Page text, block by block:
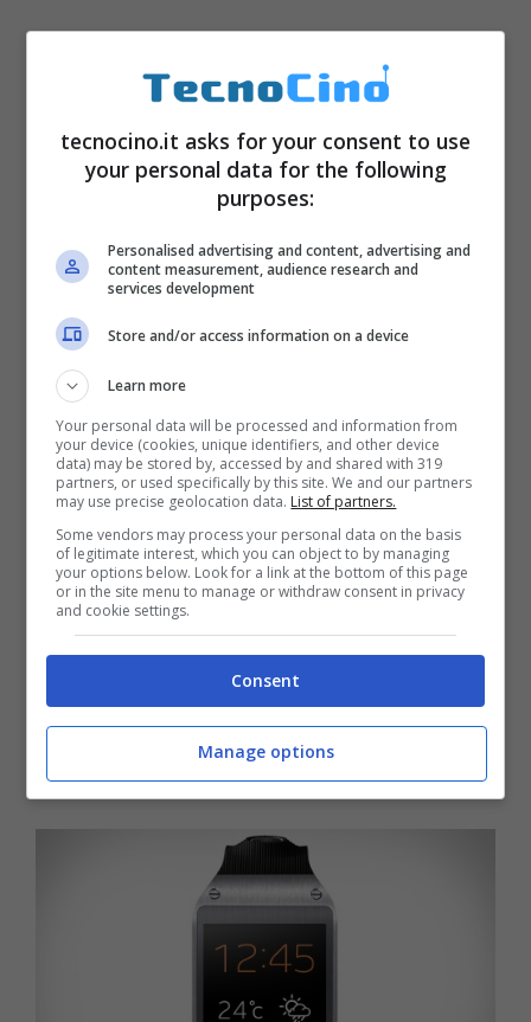
schermosarà circolare e sarà dotato di
una cornice ruotabile, secondo quanto
riportato dall’affidabile SamMobile. Sul lato
sarà anche presente un tasto Power a forma
di corona, simile a quello che Apple ha
integrato nel suo Watch. Le funzioni, però,
richiamo (con doppia pressione) dei comandi
vocali S Voice. La maggior parte dei comandi
saranno invece eseguiti dalla cornice
ruotabile: zoom in e zoom out, impostazione
delle opzione, navigazione tra le liste oppure
impostare un’ora alla sveglia e molte altre
funzionalità che, tramite ilsoftware di
sviluppofornito da Samsung, potrebbero
essere integrate dalle terze parti in futuro.
tecnocino.it asks for your consent to use
your personal data for the following
purposes:
Personalised advertising and content, advertising and
content measurement, audience research and
services development
Store and/or access information on a device
Learn more
Your personal data will be processed and information from
your device (cookies, unique identifiers, and other device
data) may be stored by, accessed by and shared with 319
partners, or used specifically by this site. We and our partners
may use precise geolocation data. List of partners.
Some vendors may process your personal data on the basis
of legitimate interest, which you can object to by managing
your options below. Look for a link at the bottom of this page
or in the site menu to manage or withdraw consent in privacy
and cookie settings.
Consent
Manage options